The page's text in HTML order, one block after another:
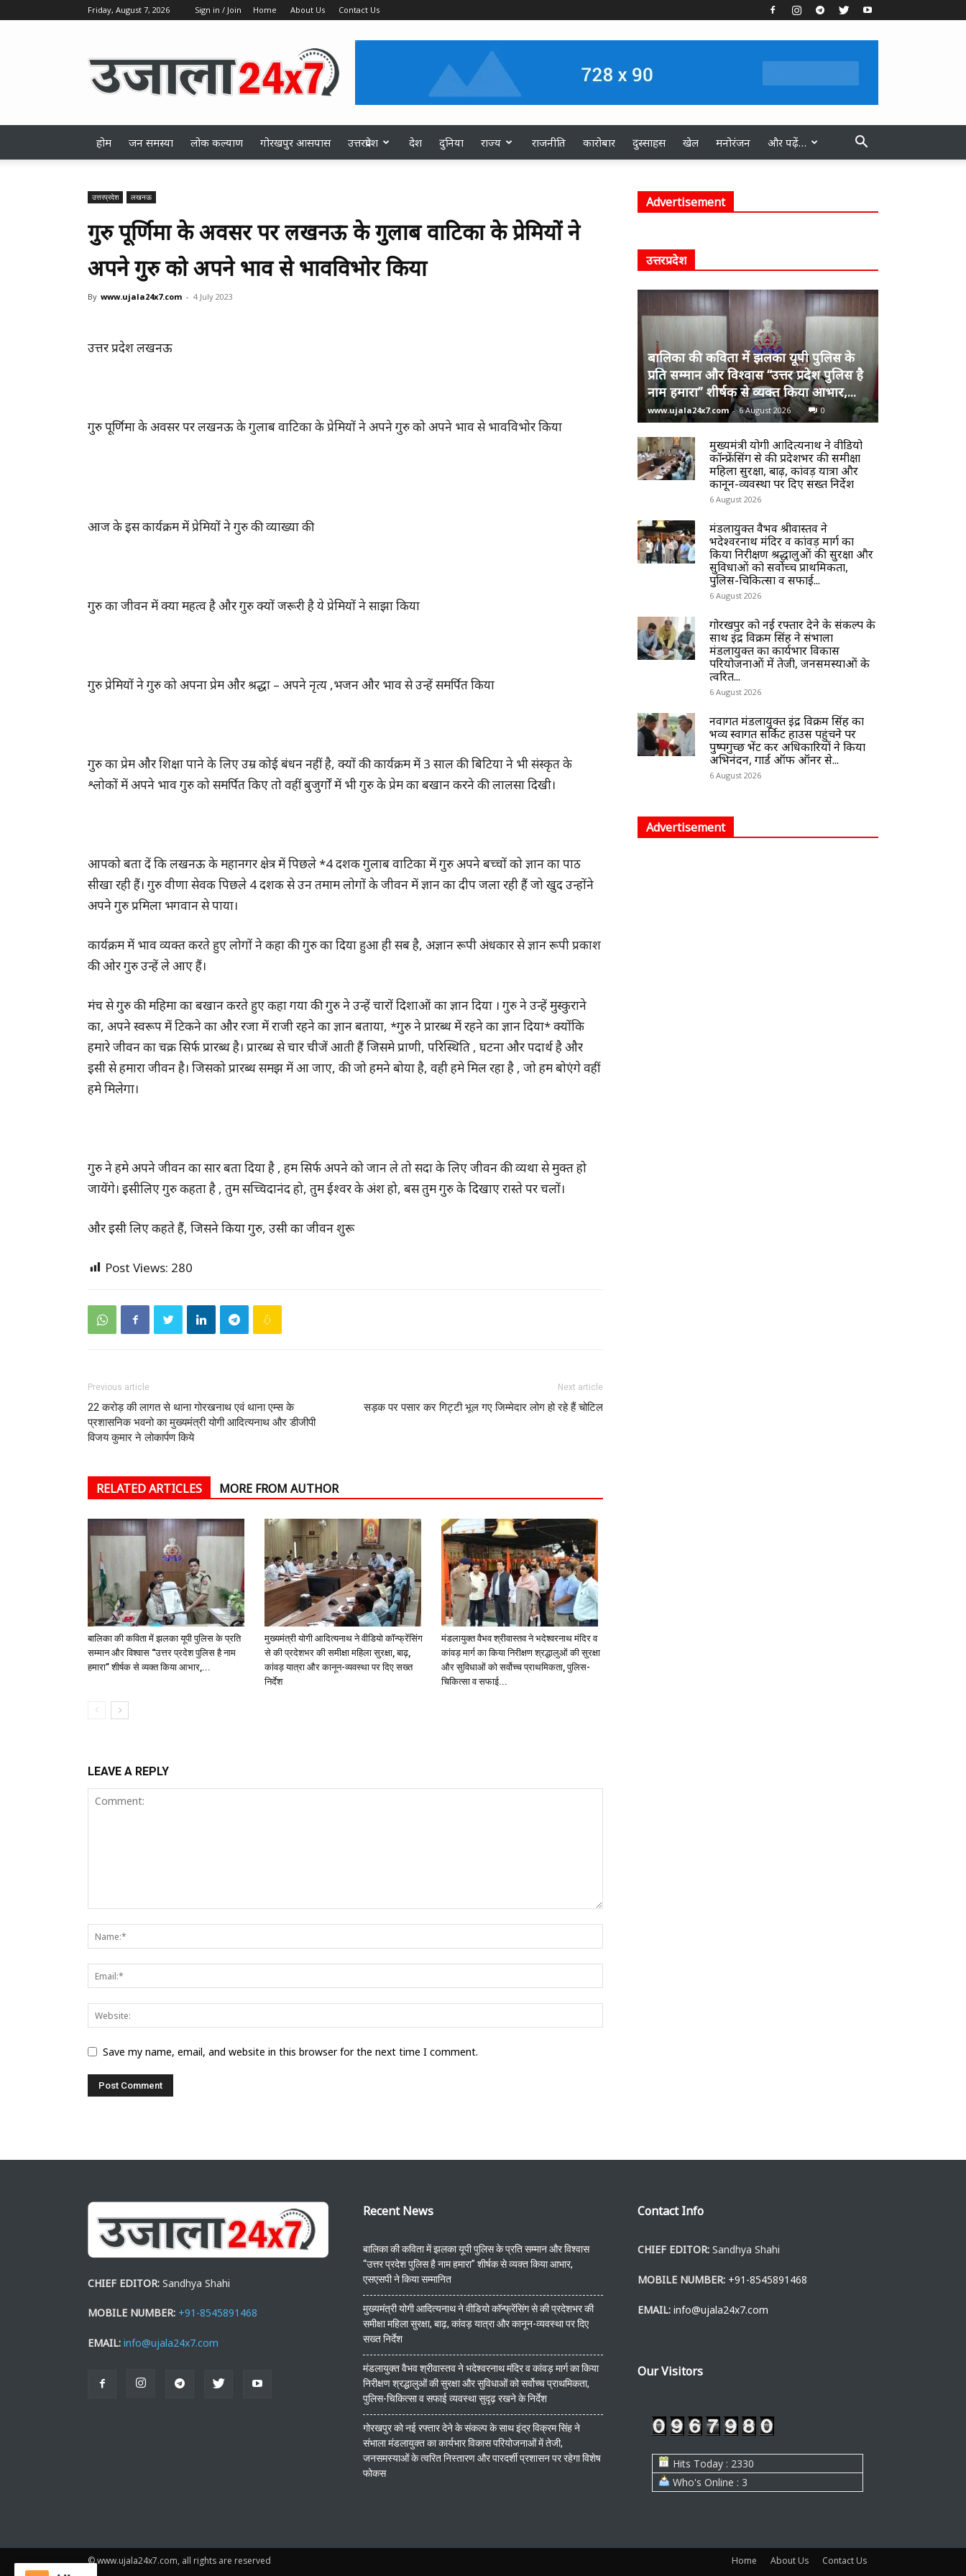
Friday, August 7, 2026 Sign in / Join Home About Us Contact Us
होम जन समस्या लोक कल्याण गोरखपुर आसपास उत्तरप्रदेश देश दुनिया राज्य राजनीति कारोबार दुस्साहस खेल मनोरंजन और पढ़ें…
उत्तरप्रदेश लखनऊ
गुरु पूर्णिमा के अवसर पर लखनऊ के गुलाब वाटिका के प्रेमियों ने
अपने गुरु को अपने भाव से भावविभोर किया
By www.ujala24x7.com - 4 July 2023
उत्तर प्रदेश लखनऊ
गुरु पूर्णिमा के अवसर पर लखनऊ के गुलाब वाटिका के प्रेमियों ने अपने गुरु को अपने भाव से भावविभोर किया
आज के इस कार्यक्रम में प्रेमियों ने गुरु की व्याख्या की
गुरु का जीवन में क्या महत्व है और गुरु क्यों जरूरी है ये प्रेमियों ने साझा किया
गुरु प्रेमियों ने गुरु को अपना प्रेम और श्रद्धा – अपने नृत्य ,भजन और भाव से उन्हें समर्पित किया
गुरु का प्रेम और शिक्षा पाने के लिए उम्र कोई बंधन नहीं है, क्यों की कार्यक्रम में 3 साल की बिटिया ने भी संस्कृत के
श्लोकों में अपने भाव गुरु को समर्पित किए तो वहीं बुजुर्गों में भी गुरु के प्रेम का बखान करने की लालसा दिखी।
आपको बता दें कि लखनऊ के महानगर क्षेत्र में पिछले *4 दशक गुलाब वाटिका में गुरु अपने बच्चों को ज्ञान का पाठ
सीखा रही हैं। गुरु वीणा सेवक पिछले 4 दशक से उन तमाम लोगों के जीवन में ज्ञान का दीप जला रही हैं जो खुद उन्होंने
अपने गुरु प्रमिला भगवान से पाया।
कार्यक्रम में भाव व्यक्त करते हुए लोगों ने कहा की गुरु का दिया हुआ ही सब है, अज्ञान रूपी अंधकार से ज्ञान रूपी प्रकाश
की ओर गुरु उन्हें ले आए हैं।
मंच से गुरु की महिमा का बखान करते हुए कहा गया की गुरु ने उन्हें चारों दिशाओं का ज्ञान दिया । गुरु ने उन्हें मुस्कुराने
का, अपने स्वरूप में टिकने का और रजा में राजी रहने का ज्ञान बताया, *गुरु ने प्रारब्ध में रहने का ज्ञान दिया* क्योंकि
हमारे जीवन का चक्र सिर्फ प्रारब्ध है। प्रारब्ध से चार चीजें आती हैं जिसमे प्राणी, परिस्थिति , घटना और पदार्थ है और
इसी से हमारा जीवन है। जिसको प्रारब्ध समझ में आ जाए, की जो हमने बोया है, वही हमे मिल रहा है , जो हम बोएंगे वहीं
हमे मिलेगा।
गुरु ने हमे अपने जीवन का सार बता दिया है , हम सिर्फ अपने को जान ले तो सदा के लिए जीवन की व्यथा से मुक्त हो
जायेंगे। इसीलिए गुरु कहता है , तुम सच्चिदानंद हो, तुम ईश्वर के अंश हो, बस तुम गुरु के दिखाए रास्ते पर चलों।
और इसी लिए कहते हैं, जिसने किया गुरु, उसी का जीवन शुरू
Post Views: 280
Previous article
22 करोड़ की लागत से थाना गोरखनाथ एवं थाना एम्स के
प्रशासनिक भवनो का मुख्यमंत्री योगी आदित्यनाथ और डीजीपी
विजय कुमार ने लोकार्पण किये
Next article
सड़क पर पसार कर गिट्टी भूल गए जिम्मेदार लोग हो रहे हैं चोटिल
RELATED ARTICLES MORE FROM AUTHOR
बालिका की कविता में झलका यूपी पुलिस के प्रति
सम्मान और विश्वास “उत्तर प्रदेश पुलिस है नाम
हमारा” शीर्षक से व्यक्त किया आभार,...
मुख्यमंत्री योगी आदित्यनाथ ने वीडियो कॉन्फ्रेंसिंग
से की प्रदेशभर की समीक्षा महिला सुरक्षा, बाढ़,
कांवड़ यात्रा और कानून-व्यवस्था पर दिए सख्त
निर्देश
मंडलायुक्त वैभव श्रीवास्तव ने भदेश्वरनाथ मंदिर व
कांवड़ मार्ग का किया निरीक्षण श्रद्धालुओं की सुरक्षा
और सुविधाओं को सर्वोच्च प्राथमिकता, पुलिस-
चिकित्सा व सफाई...
LEAVE A REPLY
Save my name, email, and website in this browser for the next time I comment.
Advertisement
उत्तरप्रदेश
बालिका की कविता में झलका यूपी पुलिस के
प्रति सम्मान और विश्वास “उत्तर प्रदेश पुलिस है
नाम हमारा” शीर्षक से व्यक्त किया आभार,...
www.ujala24x7.com - 6 August 2026 0
मुख्यमंत्री योगी आदित्यनाथ ने वीडियो
कॉन्फ्रेंसिंग से की प्रदेशभर की समीक्षा
महिला सुरक्षा, बाढ़, कांवड़ यात्रा और
कानून-व्यवस्था पर दिए सख्त निर्देश
6 August 2026
मंडलायुक्त वैभव श्रीवास्तव ने
भदेश्वरनाथ मंदिर व कांवड़ मार्ग का
किया निरीक्षण श्रद्धालुओं की सुरक्षा और
सुविधाओं को सर्वोच्च प्राथमिकता,
पुलिस-चिकित्सा व सफाई...
6 August 2026
गोरखपुर को नई रफ्तार देने के संकल्प के
साथ इंद्र विक्रम सिंह ने संभाला
मंडलायुक्त का कार्यभार विकास
परियोजनाओं में तेजी, जनसमस्याओं के
त्वरित...
6 August 2026
नवागत मंडलायुक्त इंद्र विक्रम सिंह का
भव्य स्वागत सर्किट हाउस पहुंचने पर
पुष्पगुच्छ भेंट कर अधिकारियों ने किया
अभिनंदन, गार्ड ऑफ ऑनर से...
6 August 2026
Advertisement
CHIEF EDITOR: Sandhya Shahi
MOBILE NUMBER: +91-8545891468
EMAIL: info@ujala24x7.com
Recent News
बालिका की कविता में झलका यूपी पुलिस के प्रति सम्मान और विश्वास
“उत्तर प्रदेश पुलिस है नाम हमारा” शीर्षक से व्यक्त किया आभार,
एसएसपी ने किया सम्मानित
मुख्यमंत्री योगी आदित्यनाथ ने वीडियो कॉन्फ्रेंसिंग से की प्रदेशभर की
समीक्षा महिला सुरक्षा, बाढ़, कांवड़ यात्रा और कानून-व्यवस्था पर दिए
सख्त निर्देश
मंडलायुक्त वैभव श्रीवास्तव ने भदेश्वरनाथ मंदिर व कांवड़ मार्ग का किया
निरीक्षण श्रद्धालुओं की सुरक्षा और सुविधाओं को सर्वोच्च प्राथमिकता,
पुलिस-चिकित्सा व सफाई व्यवस्था सुदृढ़ रखने के निर्देश
गोरखपुर को नई रफ्तार देने के संकल्प के साथ इंद्र विक्रम सिंह ने
संभाला मंडलायुक्त का कार्यभार विकास परियोजनाओं में तेजी,
जनसमस्याओं के त्वरित निस्तारण और पारदर्शी प्रशासन पर रहेगा विशेष
फोकस
Contact Info
CHIEF EDITOR: Sandhya Shahi
MOBILE NUMBER: +91-8545891468
EMAIL: info@ujala24x7.com
Our Visitors
Hits Today : 2330
Who's Online : 3
Home About Us Contact Us
© www.ujala24x7.com, all rights are reserved